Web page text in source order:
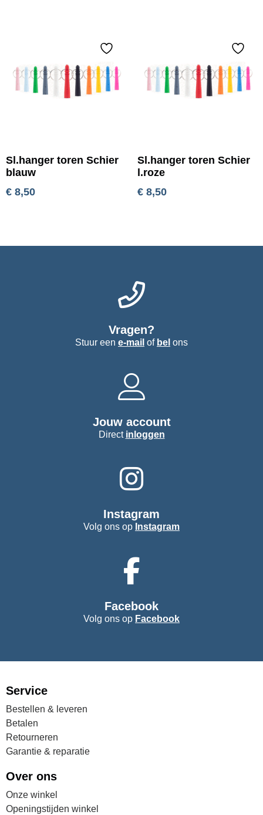
Sl.hanger toren Schier
blauw
€ 8,50
Sl.hanger toren Schier
l.roze
€ 8,50
Vragen?
Stuur een e-mail of bel ons
Jouw account
Direct inloggen
Instagram
Volg ons op Instagram
Facebook
Volg ons op Facebook
Service
Bestellen & leveren
Betalen
Retourneren
Garantie & reparatie
Over ons
Onze winkel
Openingstijden winkel